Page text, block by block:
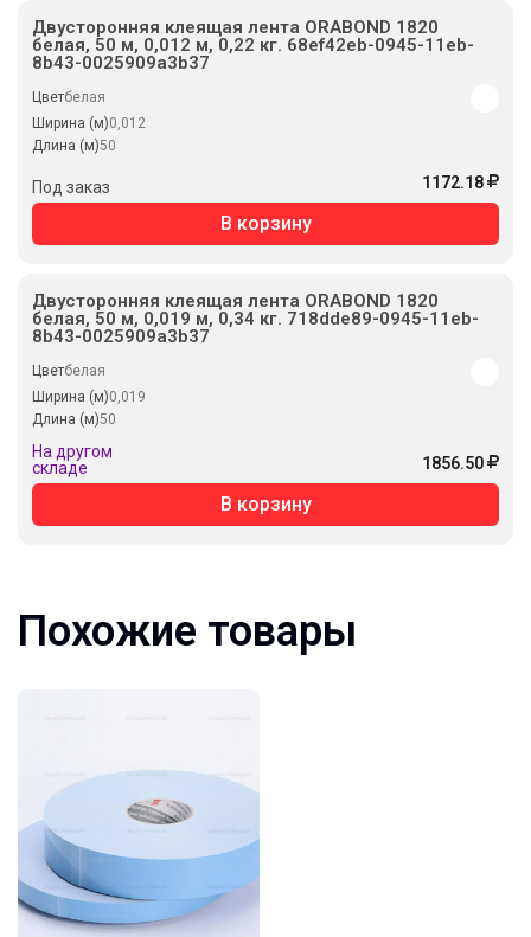
Двусторонняя клеящая лента ORABOND 1820
белая, 50 м, 0,012 м, 0,22 кг. 68ef42eb-0945-11eb-
8b43-0025909a3b37
Цветбелая
Ширина (м)0,012
Длина (м)50
Под заказ 1172.18
В корзину
Двусторонняя клеящая лента ORABOND 1820
белая, 50 м, 0,019 м, 0,34 кг. 718dde89-0945-11eb-
8b43-0025909a3b37
Цветбелая
Ширина (м)0,019
Длина (м)50
На другом
складе
1856.50
В корзину
Похожие товары